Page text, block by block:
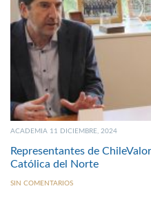
ACADEMIA 11 DICIEMBRE, 2024
Representantes de
Católica del Norte
SIN COMENTARIOS